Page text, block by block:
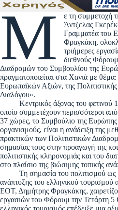
Μ
ε τη συμμετοχή
Άντζελας
Γραμματέα του
Φραγκάκη,
τριήμερες
διεθνούς
Διαδρομών του Συμβουλίου της
πραγματοποιείται στα Χανιά με
Ευρωπαϊκών Αξιών, της
Διαλόγου».
Κεντρικός άξονας του φετινού
οποίο συμμετέχουν περισσότεροι
37 χώρες, το Συμβούλιο της Ευρώπης
οργανισμούς, είναι η ανάδειξη της
πρακτικών των Πολιτιστικών
σημασίας τους στην προαγωγή της
πολιτιστικής κληρονομιάς και του
στο πλαίσιο της βιώσιμης τοπικής
Τη σημασία του πολιτισμού ως
ανάπτυξης του ελληνικού τουρισμού
ΕΟΤ, Δημήτρης Φραγκάκης,
εργασιών του Φόρουμ την Τετάρτη
ελληνικός τουρισμός επέδειξε μια